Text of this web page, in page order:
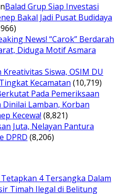
Balad Grup Siap Investasi
Bakal Jadi Pusat Budidaya
News! “Carok” Berdarah
Diduga Motif Asmara
Kreativitas Siswa, OSIM DU
Kecamatan (10,719)
Pada Pemeriksaan
Dinilai Lamban, Korban
Kecewa! (8,821)
Juta, Nelayan Pantura
DPRD (8,206)